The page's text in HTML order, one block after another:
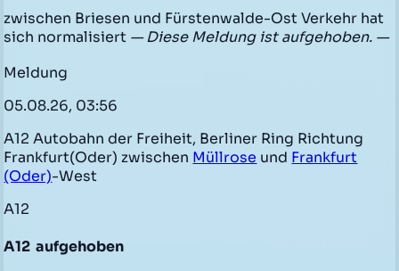
zwischen Briesen und Fürstenwalde-Ost Verkehr hat
sich normalisiert — Diese Meldung ist aufgehoben. —
Meldung
05.08.26, 03:56
A12 Autobahn der Freiheit, Berliner Ring Richtung
Frankfurt(Oder) zwischen Müllrose und Frankfurt
(Oder)-West
A12
A12 aufgehoben